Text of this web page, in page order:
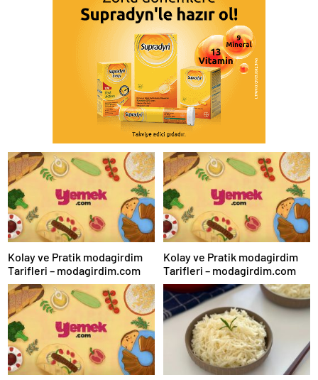
Kolay ve Pratik modagirdim
Tarifleri – modagirdim.com
Kolay ve Pratik modagirdim
Tarifleri – modagirdim.com